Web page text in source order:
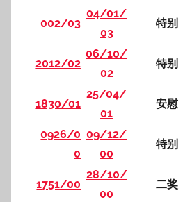
002/03
04/01/
03
特别
2012/02
06/10/
02
特别
1830/01
25/04/
01
安慰
0926/0
0
09/12/
00
特别
1751/00
28/10/
00
二奖